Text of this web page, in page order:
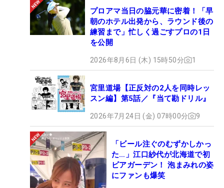
プロアマ当日の脇元華に密着！「早
朝のホテル出発から、ラウンド後の
練習まで」忙しく過ごすプロの1日
を公開
2026年8月6日 (木) 15時50分 1
宮里道場【正反対の2人を同時レッ
スン編】第5話／『当て勘ドリル』
2026年7月24日 (金) 07時00分 9
「ビール注ぐのむずかしかっ
た…」江口紗代が北海道で初
ビアガーデン！ 泡まみれの姿
にファンも爆笑